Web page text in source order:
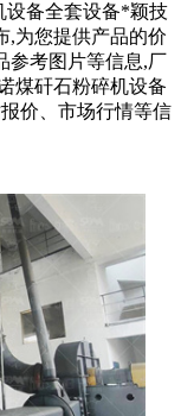
设备全套设备*颖技
,为您提供产品的价
参考图片等信息,厂
煤矸石粉碎机设备
价、市场行情等信